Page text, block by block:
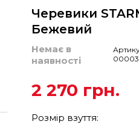
Черевики
Бежевий
Немає в
наявності
2 270 грн.
Розмір взуття: